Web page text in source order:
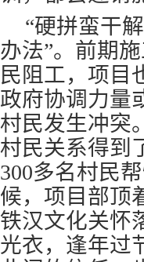
“硬拼蛮干
办法”。前期
民阻工，项目
政府协调力量
村民发生冲突
村民关系得到
300多名村民
候，项目部顶
铁汉文化关怀
光衣，逢年过